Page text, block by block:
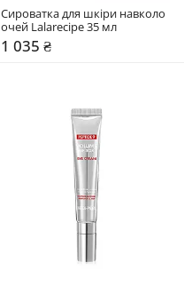
Сироватка для шкіри навколо
очей Lalarecipe 35 мл
1 035 ₴